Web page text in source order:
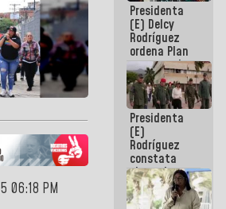
06:18 PM
a la
AmeriCup
2027
Presidenta
(E) Delcy
Rodríguez
ordena Plan
maestro de
desarrollo
logístico y
turístico
para La
Guaira
Presidenta
(E)
Rodríguez
constata
obras de
rehabilitación
de Escuela